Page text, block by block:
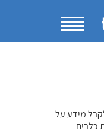
מידע על
כלבים